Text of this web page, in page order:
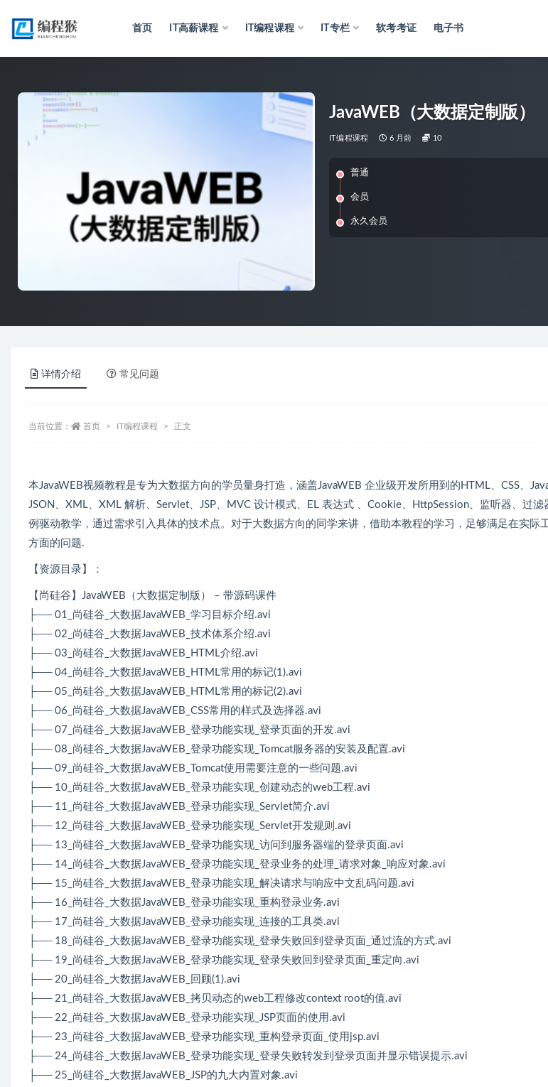
首页 IT高薪课程 IT编程课程 IT专栏 软考考证 电子书
JavaWEB（大数据定制版）
IT编程课程 6 月前 10
普通
会员
永久会员
详情介绍 常见问题
当前位置： 首页 IT编程课程 正文
本JavaWEB视频教程是专为大数据方向的学员量身打造，涵盖JavaWEB 企业级开发所用到的HTML、CSS、
JSON、XML、XML 解析、Servlet、JSP、MVC 设计模式、EL 表达式 、Cookie、HttpSession、监听器、过
例驱动教学，通过需求引入具体的技术点。对于大数据方向的同学来讲，借助本教程的学习，足够满足在实际
方面的问题.
【资源目录】：
【尚硅谷】JavaWEB（大数据定制版） – 带源码课件
├── 01_尚硅谷_大数据JavaWEB_学习目标介绍.avi
├── 02_尚硅谷_大数据JavaWEB_技术体系介绍.avi
├── 03_尚硅谷_大数据JavaWEB_HTML介绍.avi
├── 04_尚硅谷_大数据JavaWEB_HTML常用的标记(1).avi
├── 05_尚硅谷_大数据JavaWEB_HTML常用的标记(2).avi
├── 06_尚硅谷_大数据JavaWEB_CSS常用的样式及选择器.avi
├── 07_尚硅谷_大数据JavaWEB_登录功能实现_登录页面的开发.avi
├── 08_尚硅谷_大数据JavaWEB_登录功能实现_Tomcat服务器的安装及配置.avi
├── 09_尚硅谷_大数据JavaWEB_Tomcat使用需要注意的一些问题.avi
├── 10_尚硅谷_大数据JavaWEB_登录功能实现_创建动态的web工程.avi
├── 11_尚硅谷_大数据JavaWEB_登录功能实现_Servlet简介.avi
├── 12_尚硅谷_大数据JavaWEB_登录功能实现_Servlet开发规则.avi
├── 13_尚硅谷_大数据JavaWEB_登录功能实现_访问到服务器端的登录页面.avi
├── 14_尚硅谷_大数据JavaWEB_登录功能实现_登录业务的处理_请求对象_响应对象.avi
├── 15_尚硅谷_大数据JavaWEB_登录功能实现_解决请求与响应中文乱码问题.avi
├── 16_尚硅谷_大数据JavaWEB_登录功能实现_重构登录业务.avi
├── 17_尚硅谷_大数据JavaWEB_登录功能实现_连接的工具类.avi
├── 18_尚硅谷_大数据JavaWEB_登录功能实现_登录失败回到登录页面_通过流的方式.avi
├── 19_尚硅谷_大数据JavaWEB_登录功能实现_登录失败回到登录页面_重定向.avi
├── 20_尚硅谷_大数据JavaWEB_回顾(1).avi
├── 21_尚硅谷_大数据JavaWEB_拷贝动态的web工程修改context root的值.avi
├── 22_尚硅谷_大数据JavaWEB_登录功能实现_JSP页面的使用.avi
├── 23_尚硅谷_大数据JavaWEB_登录功能实现_重构登录页面_使用jsp.avi
├── 24_尚硅谷_大数据JavaWEB_登录功能实现_登录失败转发到登录页面并显示错误提示.avi
├── 25_尚硅谷_大数据JavaWEB_JSP的九大内置对象.avi